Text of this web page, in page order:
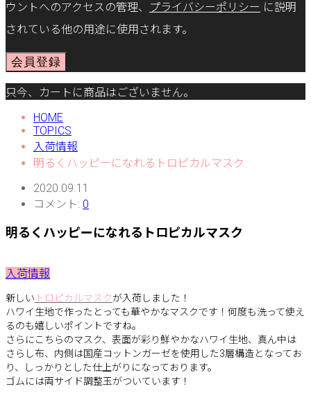
ウントへのアクセスの管理、
プライバシーポリシー に説明
されている他の用途に使用されます。
会員登録
只今、カートに商品はございません。
HOME
TOPICS
入荷情報
明るくハッピーになれるトロピカルマスク
2020.09.11
コメント: 0
明るくハッピーになれるトロピカルマスク
入荷情報
新しい トロピカルマスクが入荷しました！
ハワイ生地で作ったとっても華やかなマスクです！何度も洗って使え
るのも嬉しいポイントですね。
さらにこちらのマスク、表面が彩り鮮やかなハワイ生地、真ん中は
さらし布、内側は国産コットンガーゼを使用した3層構造となってお
り、しっかりとした仕上がりになっております。
ゴムには両サイド調整玉がついています！